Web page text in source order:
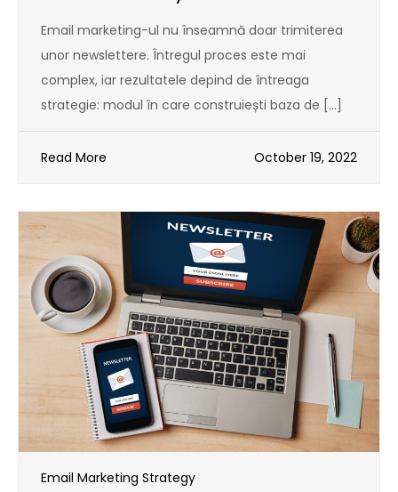
Email marketing-ul nu înseamnă doar trimiterea
unor newslettere. Întregul proces este mai
complex, iar rezultatele depind de întreaga
strategie: modul în care construiești baza de […]
Read More October 19, 2022
Email Marketing Strategy